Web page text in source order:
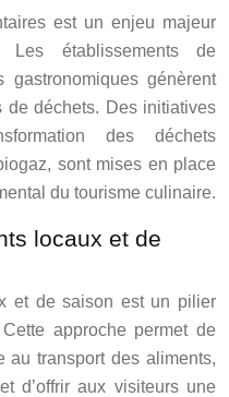
est un enjeu majeur
établissements de
gastronomiques génèrent
de déchets. Des initiatives
des déchets
sont mises en place
du tourisme culinaire.
locaux et de
et de saison est un pilier
approche permet de
au transport des aliments,
d’offrir aux visiteurs une